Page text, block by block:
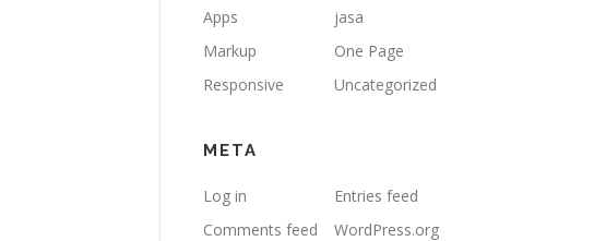
Apps
jasa
Markup
One Page
Responsive
Uncategorized
META
Log in
Entries feed
Comments feed
WordPress.org